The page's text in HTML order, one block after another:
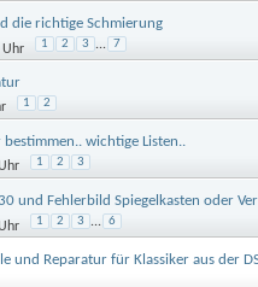
die richtige Schmierung
Uhr 1 2 3 ... 7
1 2
wichtige Listen..
1 2 3
und Fehlerbild Spiegelkasten oder
1 2 3 ... 6
und Reparatur für Klassiker aus der